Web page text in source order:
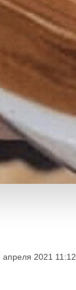
апреля 2021 11:12